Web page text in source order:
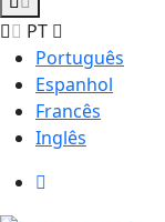
PT
Português
Espanhol
Francês
Inglês